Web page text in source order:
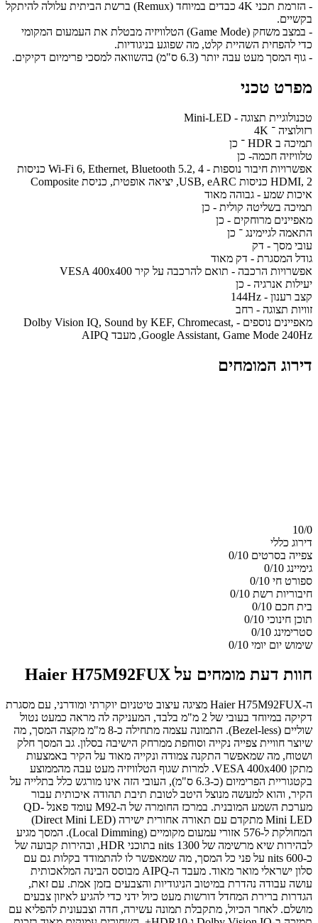
- הזרמת תכני 4K כבדים במיוחד (Remux) ברשת הביתית עלולה להיתקל
בקשיים.
- במצב משחק (Game Mode) הטלוויזיה מבטלת את העמעום המקומי
כדי להפחית השהיית קלט, מה שפוגע בניגודיות.
- גוף המסך מעט עבה יותר (6.3 ס"מ) בהשוואה למסכי פרימיום דקיקים.
מפרט טכני
טכנולוגיית תצוגה - Mini-LED
רזולוציה ־ 4K
תמיכה ב HDR ־ כן
טלוויזיה חכמה- כן
אפשרויות חיבור נוספות - Wi-Fi 6, Ethernet, Bluetooth 5.2, 4 כניסות
HDMI, 2 כניסות USB, eARC, יציאה אופטית, כניסת Composite
איכות שמע - גבוהה מאוד
תמיכה בשליטה קולית - כן
מאפיינים מרוחקים - כן
התאמה לגיימינג ־ כן
עובי מסך - דק
גודל המסגרת - דק מאוד
אפשרויות הרכבה - תואם להרכבה על קיר VESA 400x400
יעילות אנרגיה - כן
קצב רענון - 144Hz
זוויות תצוגה - רחב
מאפיינים נוספים - Dolby Vision IQ, Sound by KEF, Chromecast,
Google Assistant, Game Mode 240Hz, מעבד AIPQ
דירוג המומחים
10/0
דירוג כללי
צפייה בסרטים 0/10
גימיינג 0/10
ספורט חי 0/10
חיבוריות רשת 0/10
בית חכם 0/10
תוכן חינוכי 0/10
סטרימינג 0/10
שימוש יום יומי 0/10
חוות דעת מומחים על Haier H75M92FUX
ה-Haier H75M92FUX מציגה עיצוב טיטניום יוקרתי ומודרני, עם מסגרת
דקיקה במיוחד בעובי של 2 מ"מ בלבד, המעניקה לה מראה כמעט נטול
שוליים (Bezel-less). התמונה עצמה מתחילה כ-8 מ"מ מקצה המסך, מה
שיוצר חוויית צפייה נקייה וסוחפת ממרחק הישיבה בסלון. גב המסך חלק
ושטוח, מה שמאפשר התקנה צמודה ונקייה מאוד על הקיר באמצעות
מתקן VESA 400x400. למרות שגוף הטלוויזיה מעט עבה מהממוצע
בקטגוריית הפרימיום (כ-6.3 ס"מ), העובי הזה אינו מורגש כלל בתלייה על
הקיר, והוא למעשה מנוצל היטב לטובת תיבת תהודה איכותית עבור
מערכת השמע המובנית. במרכז החומרה של ה-M92 עומד פאנל QD-
Mini LED מתקדם עם תאורה אחורית ישירה (Direct Mini LED)
המחולקת ל-576 אזורי עמעום מקומיים (Local Dimming). המסך מגיע
לבהירות שיא מרשימה של 1300 nits בתוכני HDR, ובהירות קבועה של
כ-600 nits על פני כל המסך, מה שמאפשר לו להתמודד בקלות גם עם
סלון ישראלי מואר מאוד. מעבד ה-AIPQ מבוסס הבינה המלאכותית
עושה עבודה נהדרת במיטוב הניגודיות והצבעים בזמן אמת. עם זאת,
הגדרות ברירת המחדל דורשות מעט כיול ידני כדי להגיע לאיזון צבעים
מושלם. לאחר הכיול, מתקבלת תמונה עשירה, חדה וצבעונית להפליא עם